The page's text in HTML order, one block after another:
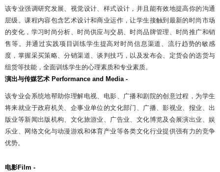
该专业强调研究发展、视觉设计、样式设计，并且能有效地提高你的沟通
层级。课程内容包含艺术设计和商业运作，让学生接触到最新的时尚市场
的变化，学习时尚分析、时尚供应与交易、时尚品牌管理、时尚推广和销
售等。并通过实践项目训练学生提高对时尚信息渠道、流行趋势的敏感
度，掌握采买策略、分销渠道、谈判技巧，以及发布会、定货会的选货与
组货等技能，全面训练学生的心理素质和专业素质。
演出与传媒艺术 Performance and Media -
该专业会系统地帮助你理解电视、电影、广播和剧院的创意过程，为学生
将来就业于政府机关、企事业单位的文化部门、广播、影视业、报业、出
版业等新闻出版机构、文化旅游业、广告业、文化博览及会展演出业、娱
乐业、网络文化与动漫游戏和体育产业等各类文化行业提供强有力的竞争
优势。
电影Film -